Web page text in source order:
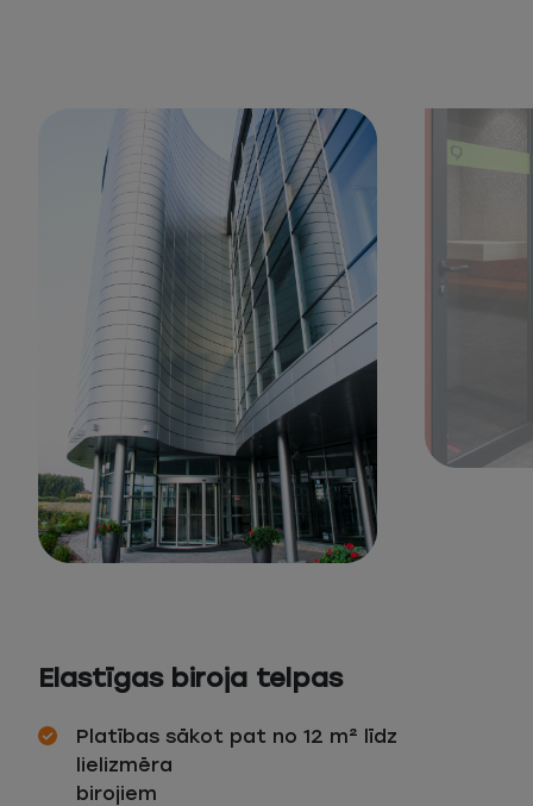
Elastīgas biroja telpas
Platības sākot pat no 12 m² līdz
lielizmēra
birojiem